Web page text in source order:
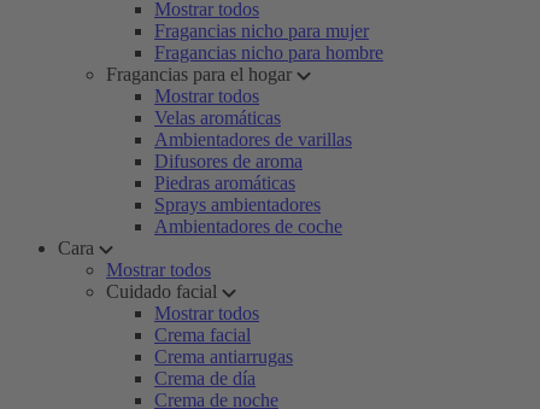
Mostrar todos
Fragancias nicho para mujer
Fragancias nicho para hombre
Fragancias para el hogar
Mostrar todos
Velas aromáticas
Ambientadores de varillas
Difusores de aroma
Piedras aromáticas
Sprays ambientadores
Ambientadores de coche
Cara
Mostrar todos
Cuidado facial
Mostrar todos
Crema facial
Crema antiarrugas
Crema de día
Crema de noche